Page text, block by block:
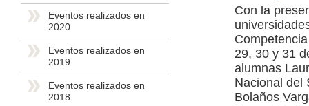
Eventos realizados en
2020
Eventos realizados en
2019
Eventos realizados en
2018
Con la
29, 30 y 31
alumnas
Nacional del
Bolaños